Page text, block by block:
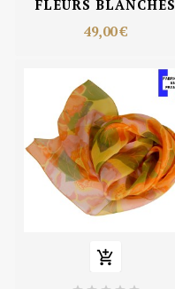
FLEURS BLANCHES
49,00 €
